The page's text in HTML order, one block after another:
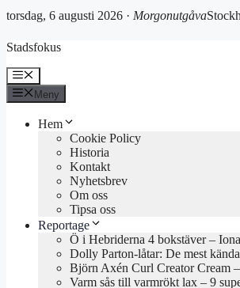
torsdag, 6 augusti 2026 · Morgonutgåva
till
Stadsfokus
Meny
Meny
Hem
Cookie Policy
Historia
Kontakt
Nyhetsbrev
Om oss
Tipsa oss
Reportage
Ö i Hebriderna 4 bokstäver –
Dolly Parton-låtar: De mest
Björn Axén Curl Creator Cream
Varm sås till varmrökt lax – 9